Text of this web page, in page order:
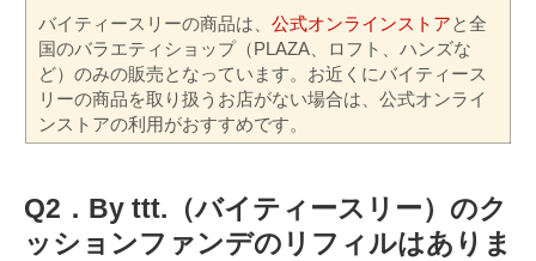
バイティースリーの商品は、 公式オンラインストアと全
国のバラエティショップ（PLAZA、ロフト、ハンズな
ど）のみの販売となっています。お近くにバイティース
リーの商品を取り扱うお店がない場合は、公式オンライ
ンストアの利用がおすすめです。
Q2．By ttt.（バイティースリー）のク
ッションファンデのリフィルはありま